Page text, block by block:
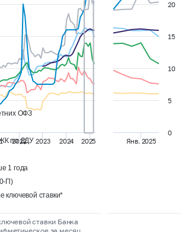
2022 2023 2024 2025
ОФЗ
по ДДУ
1 года
П)
ключевой ставки*
ставки Банка
Янв. 2025
0
5
10
15
20